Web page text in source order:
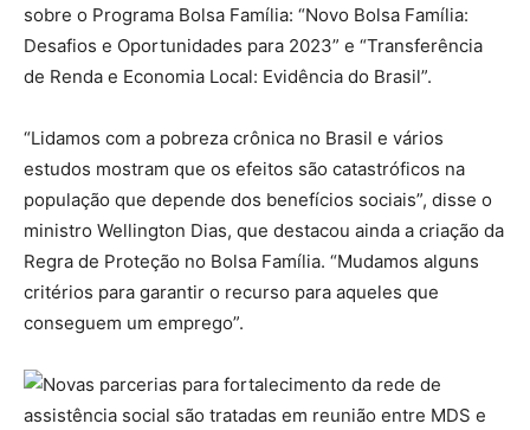
sobre o Programa Bolsa Família: “Novo Bolsa Família:
Desafios e Oportunidades para 2023” e “Transferência
de Renda e Economia Local: Evidência do Brasil”.
“Lidamos com a pobreza crônica no Brasil e vários
estudos mostram que os efeitos são catastróficos na
população que depende dos benefícios sociais”, disse o
ministro Wellington Dias, que destacou ainda a criação da
Regra de Proteção no Bolsa Família. “Mudamos alguns
critérios para garantir o recurso para aqueles que
conseguem um emprego”.